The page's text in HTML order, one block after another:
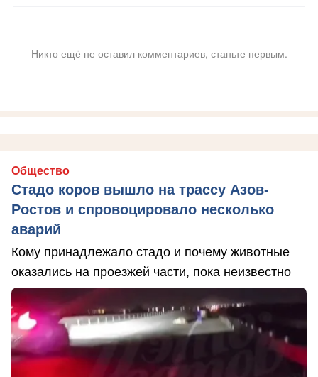
Никто ещё не оставил комментариев, станьте первым.
Общество
Стадо коров вышло на трассу Азов-
Ростов и спровоцировало несколько
аварий
Кому принадлежало стадо и почему животные
оказались на проезжей части, пока неизвестно